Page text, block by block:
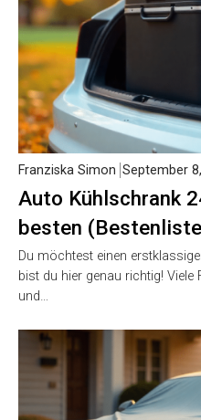
Auto Kühlschrank
besten
Franziska Simon September
Du möchtest einen
bist du hier genau richtig!
und…